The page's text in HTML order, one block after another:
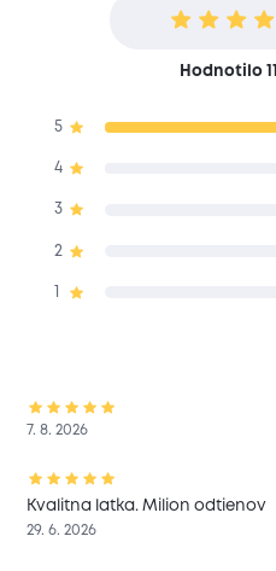
Hodnotilo 11
5
4
3
2
7. 8. 2026
Kvalitna latka. Milion odtienov
29. 6. 2026